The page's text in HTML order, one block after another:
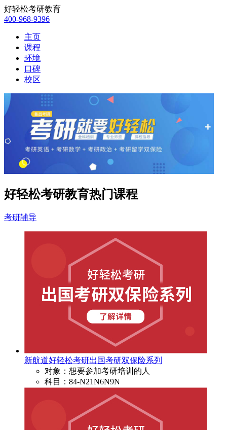
好轻松考研教育
400-968-9396
主页
课程
环境
口碑
校区
好轻松考研教育热门课程
考研辅导
新航道好轻松考研出国考研双保险系列
对象：想要参加考研培训的人
科目：84-N21N6N9N